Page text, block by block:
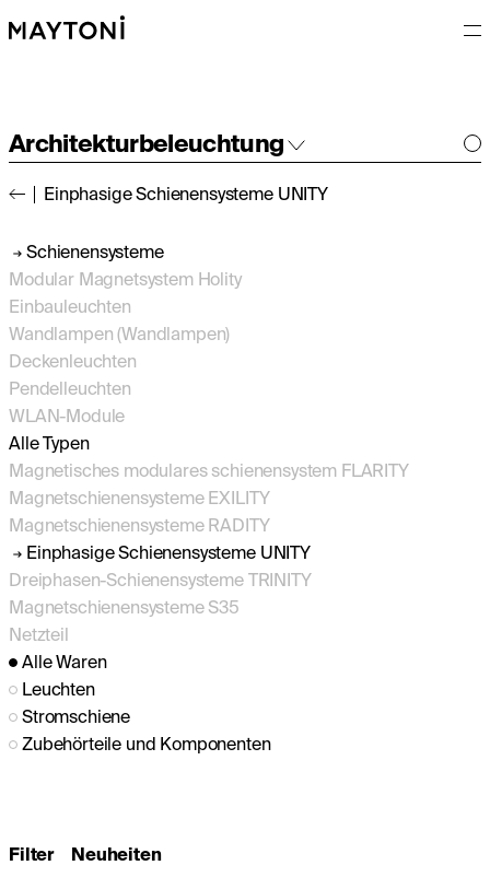
Architekturbeleuchtung
Innenleuchten
Außenleuchten
Einphasige Schienensysteme UNITY
Schienensysteme
Modular Magnetsystem Holity
Einbauleuchten
Wandlampen (Wandlampen)
Deckenleuchten
Pendelleuchten
WLAN-Module
Alle Typen
Magnetisches modulares schienensystem FLARITY
Magnetschienensysteme EXILITY
Magnetschienensysteme RADITY
Einphasige Schienensysteme UNITY
Dreiphasen-Schienensysteme TRINITY
Magnetschienensysteme S35
Netzteil
Alle Waren
Leuchten
Stromschiene
Zubehörteile und Komponenten
Filter
Neuheiten